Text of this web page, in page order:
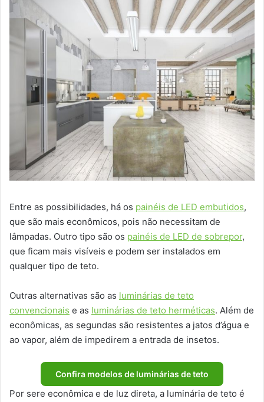
Entre as possibilidades, há os painéis de LED embutidos,
que são mais econômicos, pois não necessitam de
lâmpadas. Outro tipo são os painéis de LED de sobrepor,
que ficam mais visíveis e podem ser instalados em
qualquer tipo de teto.
Outras alternativas são as luminárias de teto
convencionais e as luminárias de teto herméticas. Além de
econômicas, as segundas são resistentes a jatos d’água e
ao vapor, além de impedirem a entrada de insetos.
Confira modelos de luminárias de teto
Por sere econômica e de luz direta, a luminária de teto é